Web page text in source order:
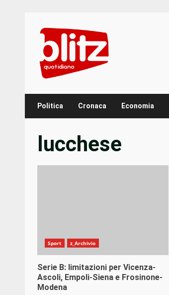
content
Politica Cronaca Economia
lucchese
Sport z_Archivio
Serie B: limitazioni per Vicenza-
Ascoli, Empoli-Siena e Frosinone-
Modena